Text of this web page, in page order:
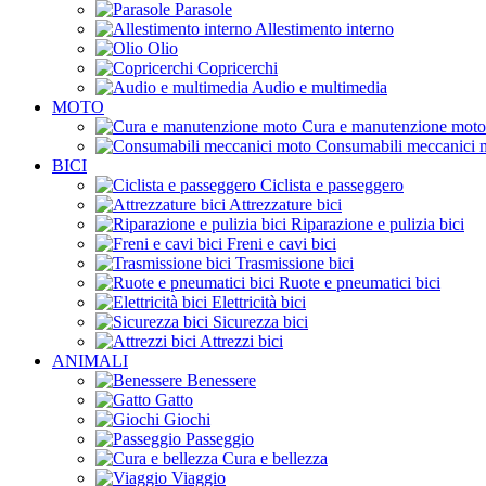
Parasole
Allestimento interno
Olio
Copricerchi
Audio e multimedia
MOTO
Cura e manutenzione moto
Consumabili meccanici
BICI
Ciclista e passeggero
Attrezzature bici
Riparazione e pulizia bici
Freni e cavi bici
Trasmissione bici
Ruote e pneumatici bici
Elettricità bici
Sicurezza bici
Attrezzi bici
ANIMALI
Benessere
Gatto
Giochi
Passeggio
Cura e bellezza
Viaggio